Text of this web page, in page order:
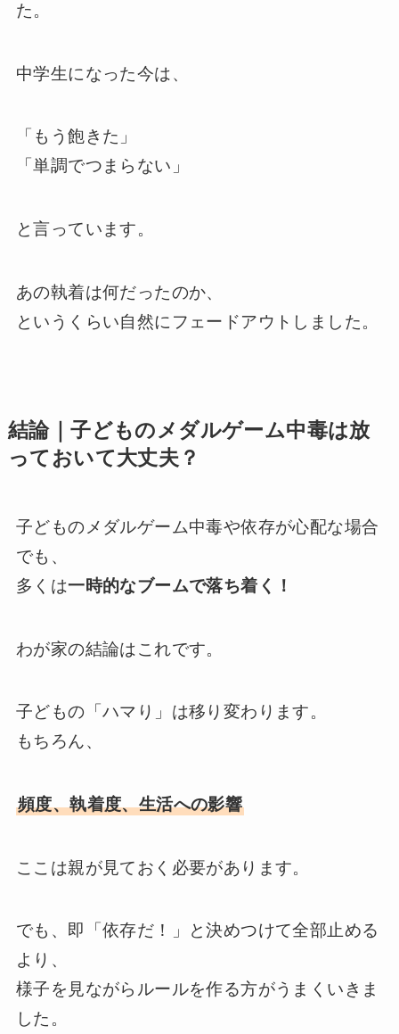
た。
中学生になった今は、
「もう飽きた」
「単調でつまらない」
と言っています。
あの執着は何だったのか、
というくらい自然にフェードアウトしました。
結論｜子どものメダルゲーム中毒は放
っておいて大丈夫？
子どものメダルゲーム中毒や依存が心配な場合
でも、
多くは一時的なブームで落ち着く！
わが家の結論はこれです。
子どもの「ハマり」は移り変わります。
もちろん、
頻度、執着度、生活への影響
ここは親が見ておく必要があります。
でも、即「依存だ！」と決めつけて全部止める
より、
様子を見ながらルールを作る方がうまくいきま
した。